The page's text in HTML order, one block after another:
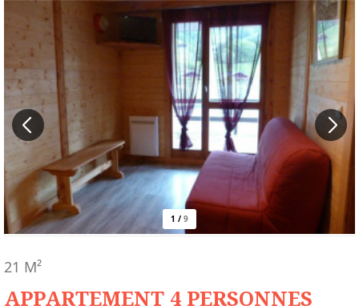
1 / 9
APPARTEMENT 4 PERSONNES
21 M²